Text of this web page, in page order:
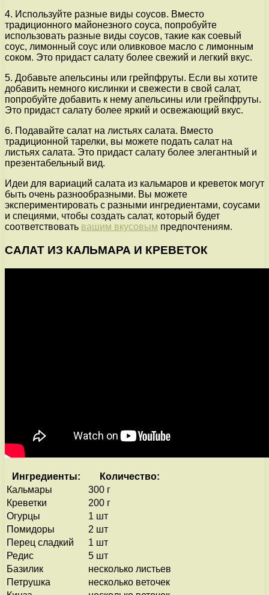
4. Используйте разные виды соусов. Вместо
традиционного майонезного соуса, попробуйте
использовать разные виды соусов, такие как соевый
соус, лимонный соус или оливковое масло с лимонным
соком. Это придаст салату более свежий и легкий вкус.
5. Добавьте апельсины или грейпфруты. Если вы хотите
добавить немного кислинки и свежести в свой салат,
попробуйте добавить к нему апельсины или грейпфруты.
Это придаст салату более яркий и освежающий вкус.
6. Подавайте салат на листьях салата. Вместо
традиционной тарелки, вы можете подать салат на
листьях салата. Это придаст салату более элегантный и
презентабельный вид.
Идеи для вариаций салата из кальмаров и креветок могут
быть очень разнообразными. Вы можете
экспериментировать с разными ингредиентами, соусами
и специями, чтобы создать салат, который будет
соответствовать вашим вкусовым предпочтениям.
САЛАТ ИЗ КАЛЬМАРА И КРЕВЕТОК
Ингредиенты:
Количество:
Кальмары
300 г
Креветки
200 г
Огурцы
1 шт
Помидоры
2 шт
Перец сладкий
1 шт
Редис
5 шт
Базилик
несколько листьев
Петрушка
несколько веточек